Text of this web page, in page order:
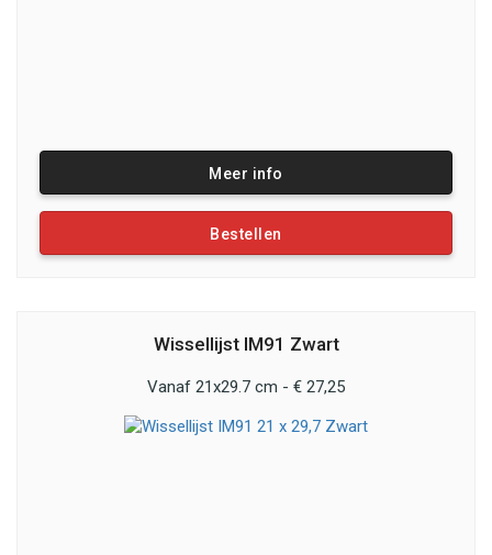
Meer info
Bestellen
Wissellijst IM91 Zwart
Vanaf 21x29.7 cm - € 27,25